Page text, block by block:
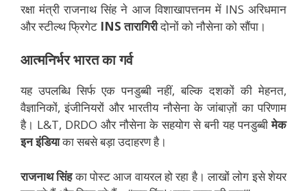
रक्षा मंत्री राजनाथ सिंह ने आज विशाखापत्तनम में INS अरिधमान
और स्टील्थ फ्रिगेट INS तारागिरीदोनों को नौसेना को सौंपा।
आत्मनिर्भर भारत का गर्व
यह उपलब्धि सिर्फ एक पनडुब्बी नहीं, बल्कि दशकों की मेहनत,
वैज्ञानिकों, इंजीनियरों और भारतीय नौसेना के जांबाज़ों का परिणाम
है। L&T, DRDO और नौसेना के सहयोग से बनी यह पनडुब्बीमेक
इन इंडियाका सबसे बड़ा उदाहरण है।
राजनाथ सिंहका पोस्ट आज वायरल हो रहा है। लाखों लोग इसे शेयर